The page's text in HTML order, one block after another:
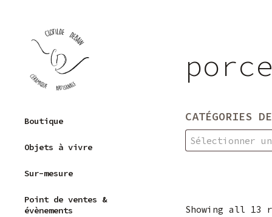
Céramique
Boutique
Porcelaine
Capsule
Pièces uniques
Objets à vivre
Sur-mesure
Point de ventes &
évènements
CATÉGORIES
Sélectionner
Showing all 13